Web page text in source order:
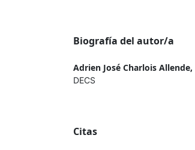
Biografía del autor/a
Adrien José Charlois Allende,
DECS
Citas